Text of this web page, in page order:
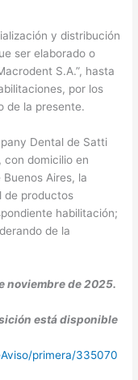
y distribución
ser elaborado o
S.A.”, hasta
por los
de la presente.
Dental de Satti
con domicilio en
Aires, la
de productos
habilitación;
de la
noviembre de 2025.
está disponible
primera/335070